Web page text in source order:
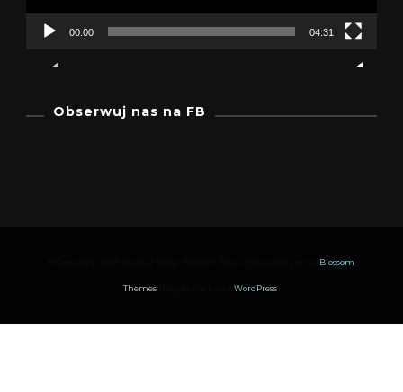
00:00 04:31
Obserwuj nas na FB
Blossom
Themes.Napędzane przez WordPress.